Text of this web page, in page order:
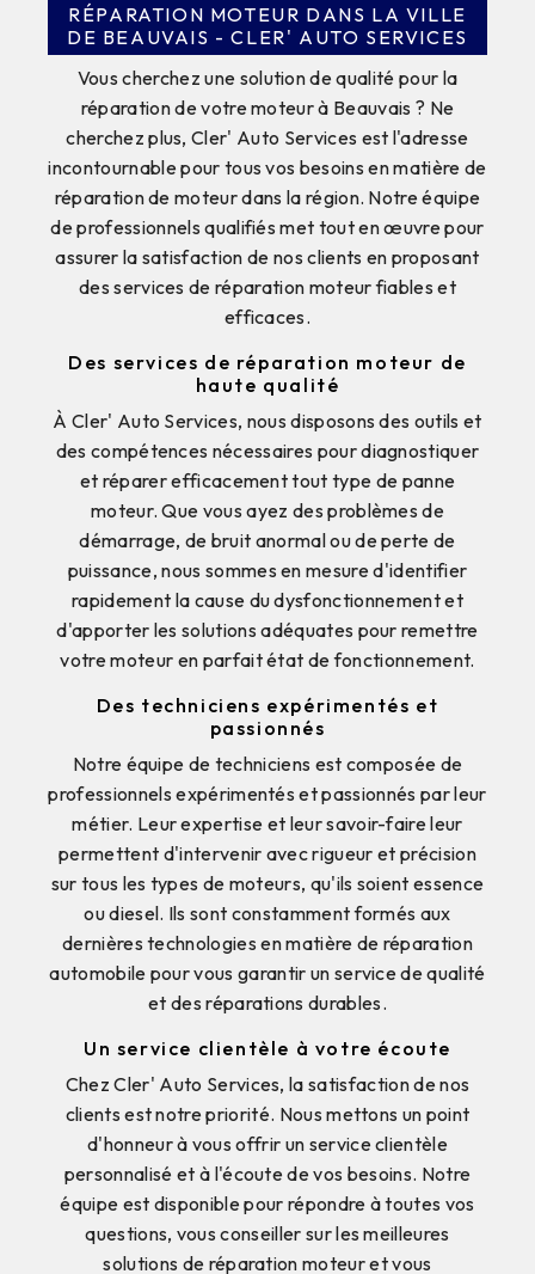
RÉPARATION MOTEUR DANS LA VILLE
DE BEAUVAIS - CLER' AUTO SERVICES
Vous cherchez une solution de qualité pour la
réparation de votre moteur à Beauvais ? Ne
cherchez plus, Cler' Auto Services est l'adresse
incontournable pour tous vos besoins en matière de
réparation de moteur dans la région. Notre équipe
de professionnels qualifiés met tout en œuvre pour
assurer la satisfaction de nos clients en proposant
des services de réparation moteur fiables et
efficaces.
Des services de réparation moteur de
haute qualité
À Cler' Auto Services, nous disposons des outils et
des compétences nécessaires pour diagnostiquer
et réparer efficacement tout type de panne
moteur. Que vous ayez des problèmes de
démarrage, de bruit anormal ou de perte de
puissance, nous sommes en mesure d'identifier
rapidement la cause du dysfonctionnement et
d'apporter les solutions adéquates pour remettre
votre moteur en parfait état de fonctionnement.
Des techniciens expérimentés et
passionnés
Notre équipe de techniciens est composée de
professionnels expérimentés et passionnés par leur
métier. Leur expertise et leur savoir-faire leur
permettent d'intervenir avec rigueur et précision
sur tous les types de moteurs, qu'ils soient essence
ou diesel. Ils sont constamment formés aux
dernières technologies en matière de réparation
automobile pour vous garantir un service de qualité
et des réparations durables.
Un service clientèle à votre écoute
Chez Cler' Auto Services, la satisfaction de nos
clients est notre priorité. Nous mettons un point
d'honneur à vous offrir un service clientèle
personnalisé et à l'écoute de vos besoins. Notre
équipe est disponible pour répondre à toutes vos
questions, vous conseiller sur les meilleures
solutions de réparation moteur et vous